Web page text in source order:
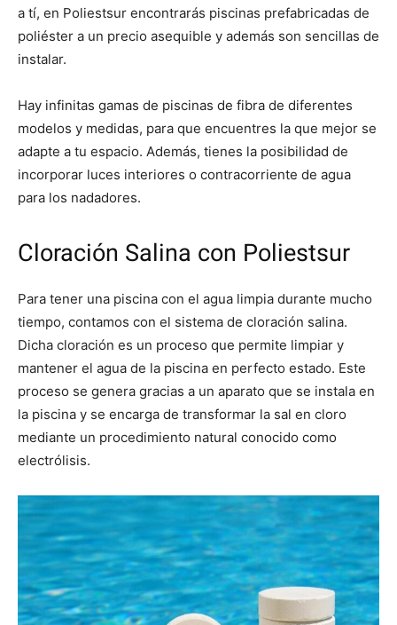
a tí, en Poliestsur encontrarás piscinas prefabricadas de
poliéster a un precio asequible y además son sencillas de
instalar.
Hay infinitas gamas de piscinas de fibra de diferentes
modelos y medidas, para que encuentres la que mejor se
adapte a tu espacio. Además, tienes la posibilidad de
incorporar luces interiores o contracorriente de agua
para los nadadores.
Cloración Salina con Poliestsur
Para tener una piscina con el agua limpia durante mucho
tiempo, contamos con el sistema de cloración salina.
Dicha cloración es un proceso que permite limpiar y
mantener el agua de la piscina en perfecto estado. Este
proceso se genera gracias a un aparato que se instala en
la piscina y se encarga de transformar la sal en cloro
mediante un procedimiento natural conocido como
electrólisis.